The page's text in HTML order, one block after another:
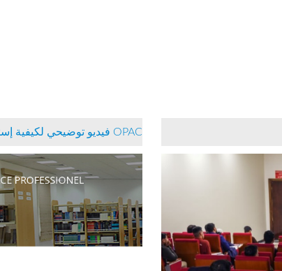
OPAC فيديو توضيحي لكيفية إستعمال فهرس الرصيد الوثائقي